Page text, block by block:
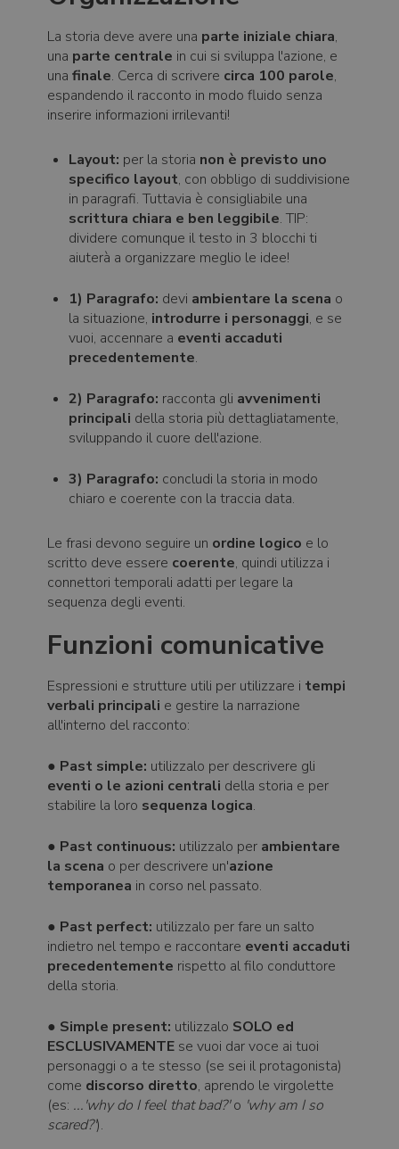
La storia deve avere una parte iniziale chiara,
una parte centrale in cui si sviluppa l'azione, e
una finale. Cerca di scrivere circa 100 parole,
espandendo il racconto in modo fluido senza
inserire informazioni irrilevanti!
Layout: per la storia non è previsto uno
specifico layout, con obbligo di suddivisione
in paragrafi. Tuttavia è consigliabile una
scrittura chiara e ben leggibile. TIP:
dividere comunque il testo in 3 blocchi ti
aiuterà a organizzare meglio le idee!
1) Paragrafo: devi ambientare la scena o
la situazione, introdurre i personaggi, e se
vuoi, accennare a eventi accaduti
precedentemente.
2) Paragrafo: racconta gli avvenimenti
principali della storia più dettagliatamente,
sviluppando il cuore dell'azione.
3) Paragrafo: concludi la storia in modo
chiaro e coerente con la traccia data.
Le frasi devono seguire un ordine logico e lo
scritto deve essere coerente, quindi utilizza i
connettori temporali adatti per legare la
sequenza degli eventi.
Funzioni comunicative
Espressioni e strutture utili per utilizzare i tempi
verbali principali e gestire la narrazione
all'interno del racconto:
● Past simple: utilizzalo per descrivere gli
eventi o le azioni centrali della storia e per
stabilire la loro sequenza logica.
● Past continuous: utilizzalo per ambientare
la scena o per descrivere un'azione
temporanea in corso nel passato.
● Past perfect: utilizzalo per fare un salto
indietro nel tempo e raccontare eventi accaduti
precedentemente rispetto al filo conduttore
della storia.
● Simple present: utilizzalo SOLO ed
ESCLUSIVAMENTEse vuoi dar voce ai tuoi
personaggi o a te stesso (se sei il protagonista)
come discorso diretto, aprendo le virgolette
(es: ...'why do I feel that bad?'o 'why am I so
scared?').